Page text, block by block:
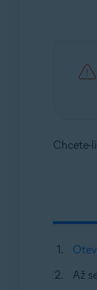
Chcete-li
Až